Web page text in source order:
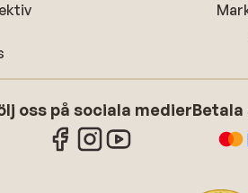
oss på sociala medier